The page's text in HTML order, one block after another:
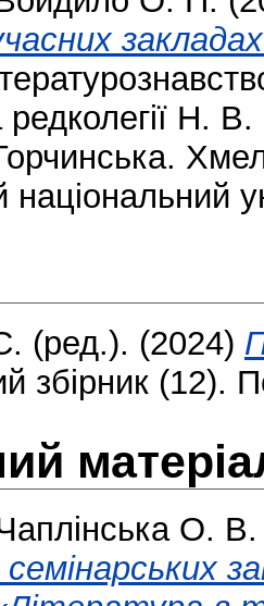
Н.
(ред.). (2024)
збірник (12).
О. В.